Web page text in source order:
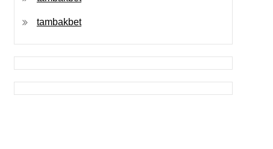
tambakbet